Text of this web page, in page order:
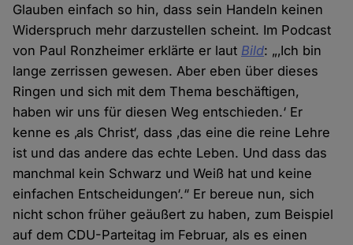
Glauben einfach so hin, dass sein Handeln keinen
Widerspruch mehr darzustellen scheint. Im Podcast
von Paul Ronzheimer erklärte er laut Bild: „‚Ich bin
lange zerrissen gewesen. Aber eben über dieses
Ringen und sich mit dem Thema beschäftigen,
haben wir uns für diesen Weg entschieden.‘ Er
kenne es ‚als Christ‘, dass ‚das eine die reine Lehre
ist und das andere das echte Leben. Und dass das
manchmal kein Schwarz und Weiß hat und keine
einfachen Entscheidungen‘.“ Er bereue nun, sich
nicht schon früher geäußert zu haben, zum Beispiel
auf dem CDU-Parteitag im Februar, als es einen